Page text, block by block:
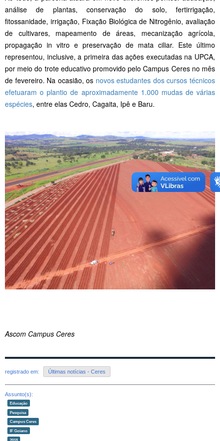
análise de plantas, conservação do solo, fertirrigação,
fitossanidade, irrigação, Fixação Biológica de Nitrogênio, avaliação
de cultivares, mapeamento de áreas, mecanização agrícola,
propagação in vitro e preservação de mata ciliar. Este último
representou, inclusive, a primeira das ações executadas na UPCA,
por meio do trote educativo promovido pelo Campus Ceres no mês
de fevereiro. Na ocasião, os novos estudantes dos cursos técnicos
efetuaram o plantio de aproximadamente 1.000 mudas de várias
espécies, entre elas Cedro, Cagaita, Ipê e Baru.
Ascom Campus Ceres
registrado em: Últimas notícias - Ceres
Assunto(s):
Educação
Pesquisa
Campus Ceres
IF Goiano
2018